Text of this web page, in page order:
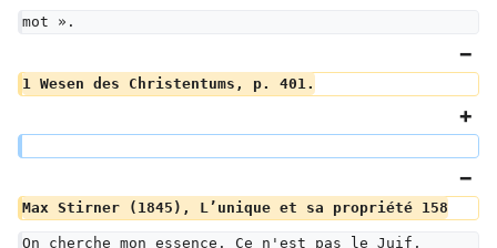
mot ».
1 Wesen des Christentums, p. 401.
Max Stirner (1845), L’unique et sa propriété 158
On cherche mon essence. Ce n'est pas le Juif,